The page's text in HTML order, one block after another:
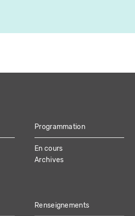
Programmation
En cours
Archives
Renseignements